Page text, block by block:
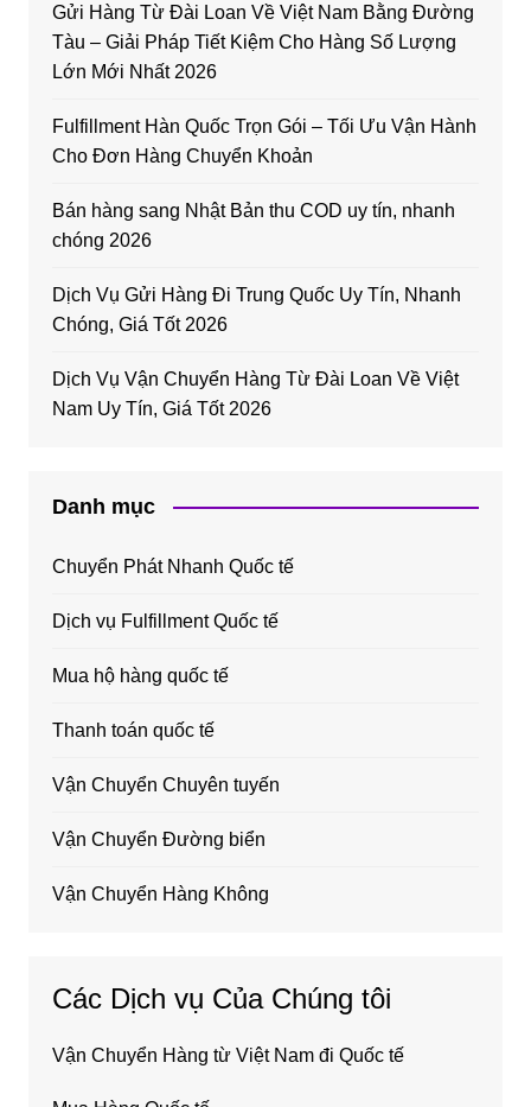
Gửi Hàng Từ Đài Loan Về Việt Nam Bằng Đường
Tàu – Giải Pháp Tiết Kiệm Cho Hàng Số Lượng
Lớn Mới Nhất 2026
Fulfillment Hàn Quốc Trọn Gói – Tối Ưu Vận Hành
Cho Đơn Hàng Chuyển Khoản
Bán hàng sang Nhật Bản thu COD uy tín, nhanh
chóng 2026
Dịch Vụ Gửi Hàng Đi Trung Quốc Uy Tín, Nhanh
Chóng, Giá Tốt 2026
Dịch Vụ Vận Chuyển Hàng Từ Đài Loan Về Việt
Nam Uy Tín, Giá Tốt 2026
Danh mục
Chuyển Phát Nhanh Quốc tế
Dịch vụ Fulfillment Quốc tế
Mua hộ hàng quốc tế
Thanh toán quốc tế
Vận Chuyển Chuyên tuyến
Vận Chuyển Đường biển
Vận Chuyển Hàng Không
Các Dịch vụ Của Chúng tôi
Vận Chuyển Hàng từ Việt Nam đi Quốc tế